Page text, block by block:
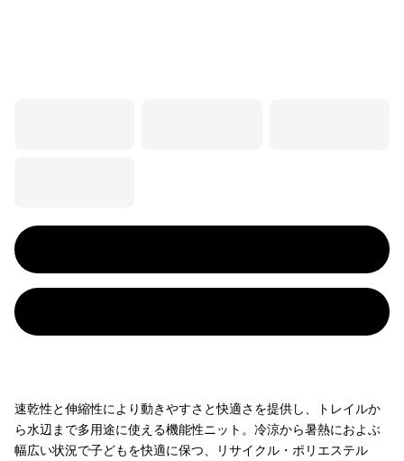
速乾性と伸縮性により動きやすさと快適さを提供し、トレイルか
ら水辺まで多用途に使える機能性ニット。冷涼から暑熱におよぶ
幅広い状況で子どもを快適に保つ、リサイクル・ポリエステル